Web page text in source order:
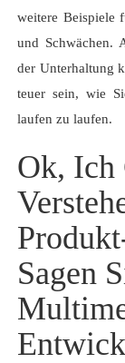
weitere Beispiele
und Schwächen.
der Unterhaltung
teuer sein, wie
laufen zu laufen.
Ok, Ich
Sagen